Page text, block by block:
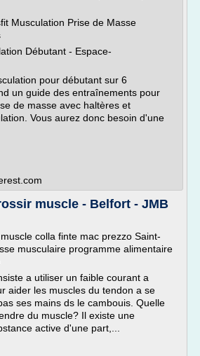
Musculation Prise de Masse
Débutant - Espace-
pour débutant sur 6
un guide des entraînements pour
de masse avec haltères et
Vous aurez donc besoin d'une
muscle - Belfort - JMB
colla finte mac prezzo Saint-
musculaire programme alimentaire
a utiliser un faible courant a
aider les muscles du tendon a se
ses mains ds le cambouis. Quelle
du muscle? Il existe une
active d'une part,...